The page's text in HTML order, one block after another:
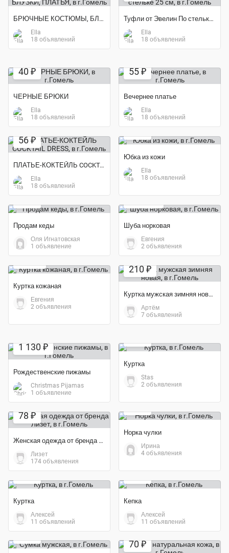
БРЮЧНЫЕ КОСТЮМЫ, БЛУЗКИ, ПЛАТЬЯ
Ella
18 объявлений
Туфли от Эвелин По стельке 25 см
Ella
18 объявлений
40 ₽
ЧЕРНЫЕ БРЮКИ
Ella
18 объявлений
55 ₽
Вечернее платье
Ella
18 объявлений
56 ₽
ПЛАТЬЕ-КОКТЕЙЛЬ COCKTAIL DRESS
Ella
18 объявлений
Юбка из кожи
Ella
18 объявлений
Продам кеды
Оля Игнатовская
1 объявление
Шуба норковая
Евгения
2 объявления
Экономия 75%
Куртка кожаная
Евгения
2 объявления
210 ₽
Куртка мужская зимняя новая
Артём
7 объявлений
1 130 ₽
Рождественские пижамы
Christmas Pijamas
1 объявление
Куртка
Stas
2 объявления
78 ₽
Женская одежда от бренда Лизет
Лизет
174 объявления
Норка чулки
Ирина
4 объявления
Экономия 80%
Куртка
Алексей
11 объявлений
Кепка
Алексей
11 объявлений
70 ₽